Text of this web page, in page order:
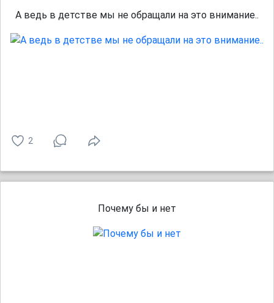
А ведь в детстве мы не обращали на это внимание..
2
Почему бы и нет